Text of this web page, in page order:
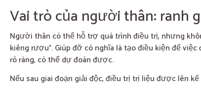
Vai trò của người thân: ranh
Người thân có thể hỗ trợ quá trình điều trị, nhưng
kiêng rượu”. Giúp đỡ có nghĩa là tạo điều kiện để
rõ ràng, có thể dự đoán được.
Nếu sau giai đoạn giải độc, điều trị trị liệu được lên